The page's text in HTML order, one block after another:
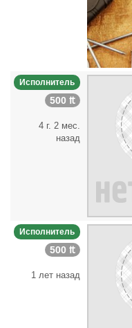
Исполнитель
500 ₶
4 г. 2 мес.
назад
Исполнитель
500 ₶
1 лет назад